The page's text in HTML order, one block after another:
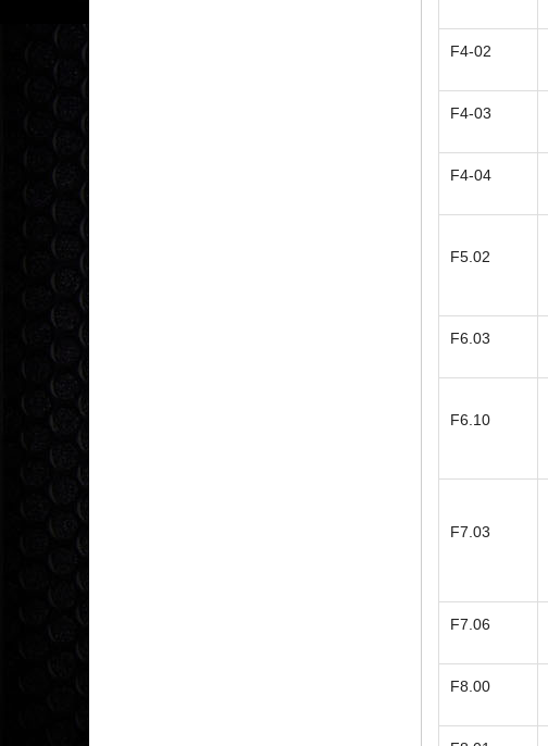
F4-02
F4-03
F4-04
F5.02
F6.03
F6.10
F7.03
F7.06
F8.00